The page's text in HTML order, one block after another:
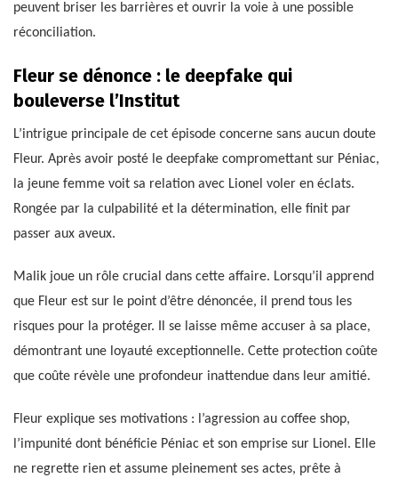
peuvent briser les barrières et ouvrir la voie à une possible
réconciliation.
Fleur se dénonce : le deepfake qui
bouleverse l’Institut
L’intrigue principale de cet épisode concerne sans aucun doute
Fleur. Après avoir posté le deepfake compromettant sur Péniac,
la jeune femme voit sa relation avec Lionel voler en éclats.
Rongée par la culpabilité et la détermination, elle finit par
passer aux aveux.
Malik joue un rôle crucial dans cette affaire. Lorsqu’il apprend
que Fleur est sur le point d’être dénoncée, il prend tous les
risques pour la protéger. Il se laisse même accuser à sa place,
démontrant une loyauté exceptionnelle. Cette protection coûte
que coûte révèle une profondeur inattendue dans leur amitié.
Fleur explique ses motivations : l’agression au coffee shop,
l’impunité dont bénéficie Péniac et son emprise sur Lionel. Elle
ne regrette rien et assume pleinement ses actes, prête à